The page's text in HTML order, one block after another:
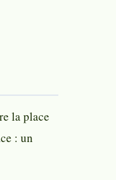
la place
: un